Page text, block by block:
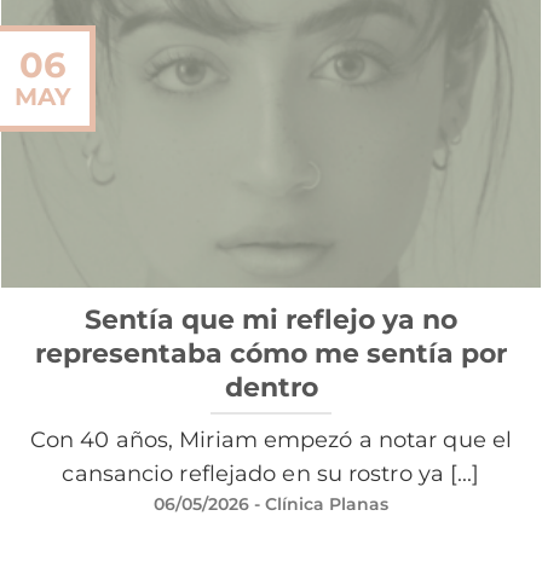
Sentía que mi reflejo ya no
representaba cómo me sentía por
dentro
Con 40 años, Miriam empezó a notar que el
cansancio reflejado en su rostro ya [...]
06/05/2026 - Clínica Planas
06
MAY